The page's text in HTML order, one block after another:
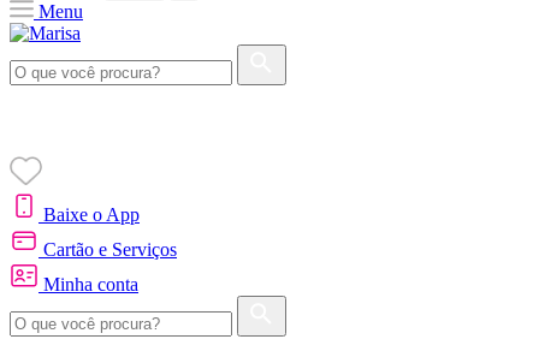
Menu
Baixe o App
Cartão e Serviços
Minha conta